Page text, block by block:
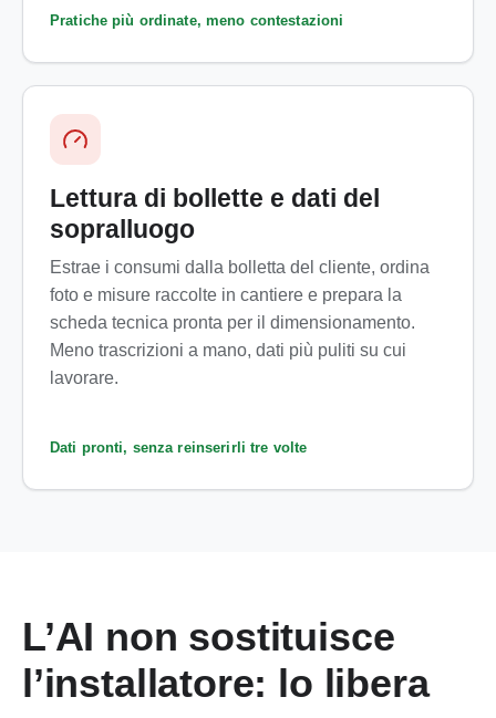
Pratiche più ordinate, meno contestazioni
Lettura di bollette e dati del
sopralluogo
Estrae i consumi dalla bolletta del cliente, ordina
foto e misure raccolte in cantiere e prepara la
scheda tecnica pronta per il dimensionamento.
Meno trascrizioni a mano, dati più puliti su cui
lavorare.
Dati pronti, senza reinserirli tre volte
L’AI non sostituisce
l’installatore: lo libera